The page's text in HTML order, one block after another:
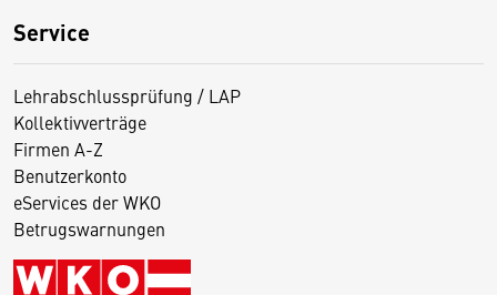
Service
Lehrabschlussprüfung / LAP
Kollektivverträge
Firmen A-Z
Benutzerkonto
eServices der WKO
Betrugswarnungen